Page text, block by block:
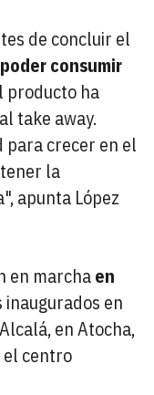
de concluir el
consumir
producto ha
take away.
para crecer en el
la
apunta López
en marchaen
en
en Atocha,
el centro